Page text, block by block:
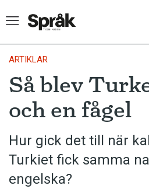
Hem
Artiklar
Krönikor
Språkfrågor
Skrivtips
ARTIKLAR
Så blev
och en fågel
Hur gick det till när
Turkiet fick samma
engelska?